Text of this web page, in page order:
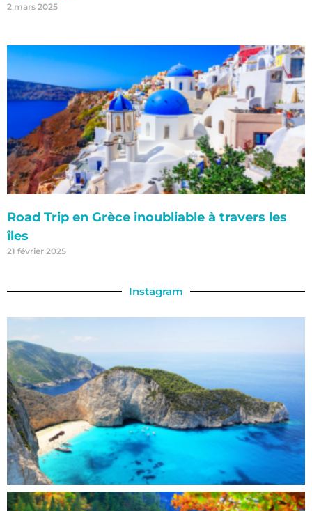
2 mars 2025
Road Trip en Grèce inoubliable à travers les
îles
21 février 2025
Instagram